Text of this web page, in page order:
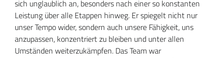
sich unglaublich an, besonders nach einer so konstanten
Leistung über alle Etappen hinweg. Er spiegelt nicht nur
unser Tempo wider, sondern auch unsere Fähigkeit, uns
anzupassen, konzentriert zu bleiben und unter allen
Umständen weiterzukämpfen. Das Team war